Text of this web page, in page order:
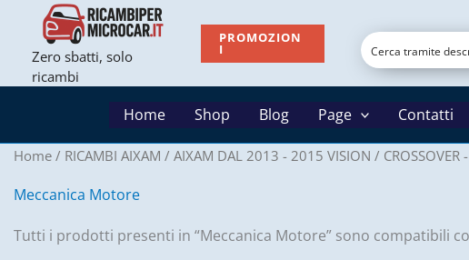
contenuto
Zero sbatti, solo
ricambi
PROMOZION
I
Home Shop Blog Page Contatti
Home / RICAMBI AIXAM / AIXAM DAL 2013 - 2015 VISION /
Meccanica Motore
Tutti i prodotti presenti in “Meccanica Motore” sono compatibili